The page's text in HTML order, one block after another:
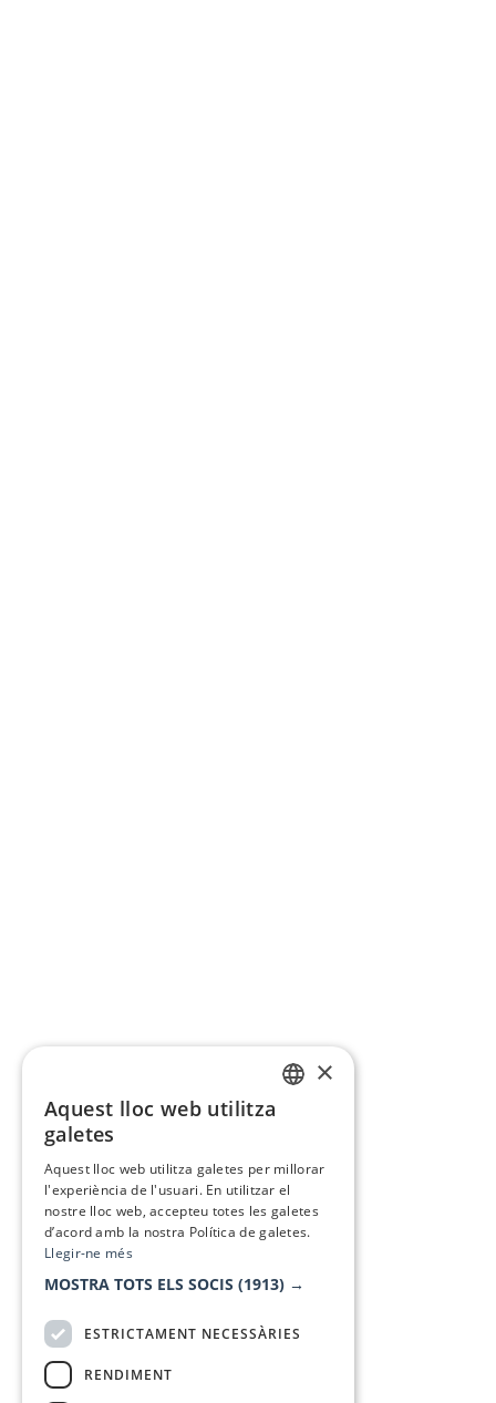
×
Aquest lloc web utilitza
galetes
Aquest lloc web utilitza galetes per millorar
l'experiència de l'usuari. En utilitzar el
nostre lloc web, accepteu totes les galetes
d’acord amb la nostra Política de galetes.
Llegir-ne més
MOSTRA TOTS ELS SOCIS (1913) →
ESTRICTAMENT NECESSÀRIES
RENDIMENT